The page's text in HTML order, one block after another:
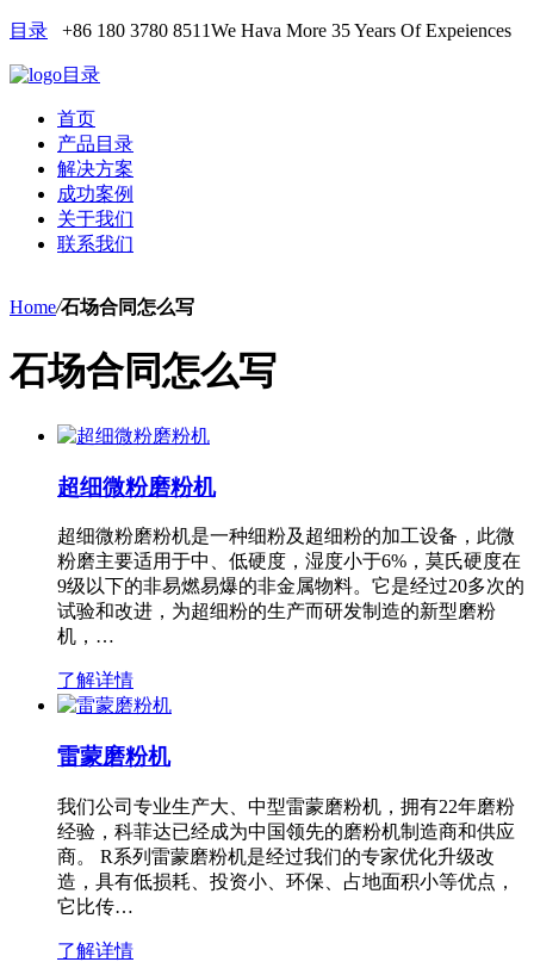
目录 +86 180 3780 8511We Hava More 35 Years Of Expeiences
目录
首页
产品目录
解决方案
成功案例
关于我们
联系我们
Home/石场合同怎么写
石场合同怎么写
超细微粉磨粉机
超细微粉磨粉机是一种细粉及超细粉的加工设备，此微
粉磨主要适用于中、低硬度，湿度小于6%，莫氏硬度在
9级以下的非易燃易爆的非金属物料。它是经过20多次的
试验和改进，为超细粉的生产而研发制造的新型磨粉
机，…
了解详情
雷蒙磨粉机
我们公司专业生产大、中型雷蒙磨粉机，拥有22年磨粉
经验，科菲达已经成为中国领先的磨粉机制造商和供应
商。 R系列雷蒙磨粉机是经过我们的专家优化升级改
造，具有低损耗、投资小、环保、占地面积小等优点，
它比传…
了解详情